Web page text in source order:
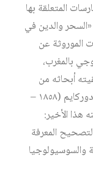
المتعلقة بها
الأهم «السحر والدين في
الكتابات الموروثة عن
بالمغرب،
أبحاثه من
طرف مارسيل موس (١٨٧٢ – ١٩٥٠) وإميل دوركايم (١٨٥٨ –
يقول عنه هذا الأخير:
المعرفة
والسوسيولوجيا